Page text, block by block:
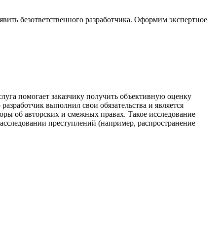
безответственного разработчика. Оформим экспертное
помогает заказчику получить объективную оценку
выполнил свои обязательства и является
об авторских и смежных правах. Такое исследование
преступлений (например, распространение